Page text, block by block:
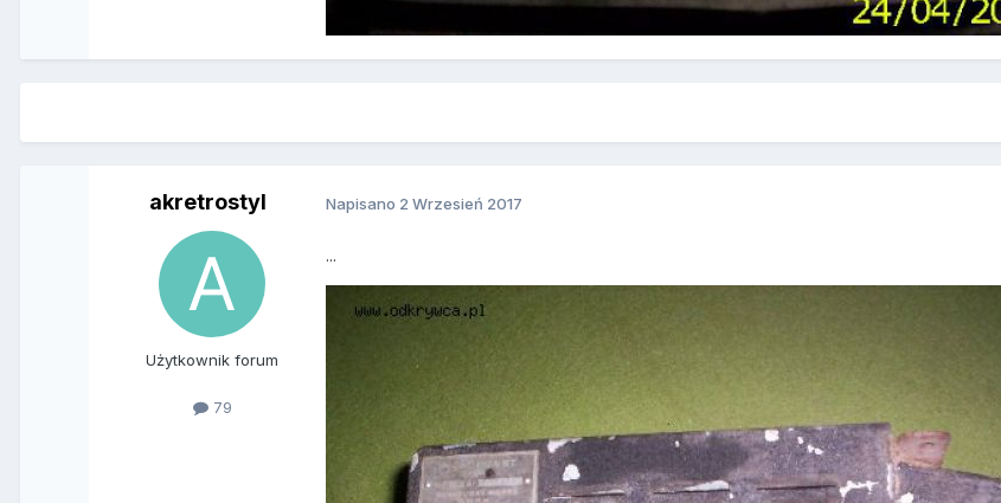
akretrostyl
Użytkownik forum
79
Napisano 2 Wrzesień 2017
...